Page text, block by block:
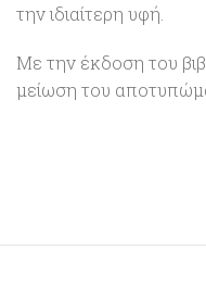
την ιδιαίτερη υφή.
Με την έκδοση του
μείωση του